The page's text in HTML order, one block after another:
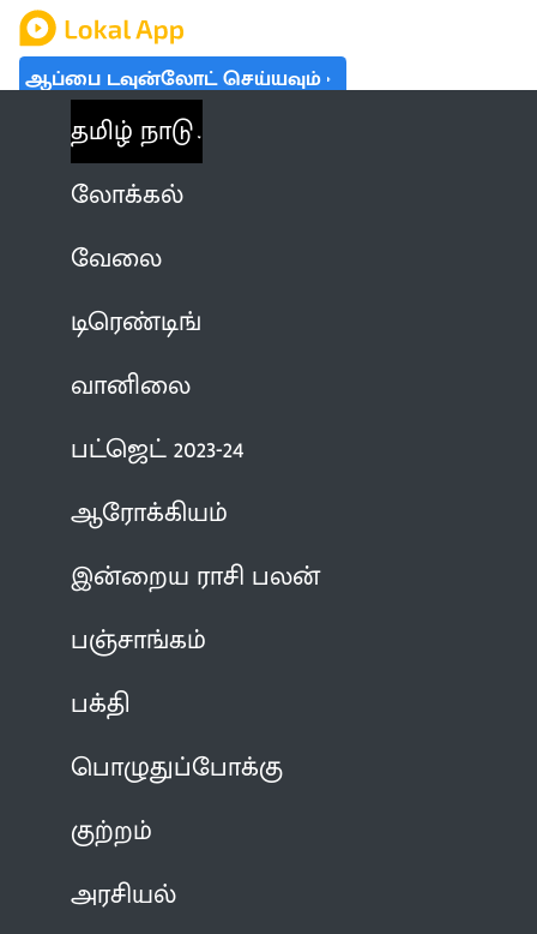
ஆப்பை டவுன்லோட் செய்யவும்
தமிழ் நாடு
லோக்கல்
வேலை
டிரெண்டிங்
வானிலை
பட்ஜெட் 2023-24
ஆரோக்கியம்
இன்றைய ராசி பலன்
பஞ்சாங்கம்
பக்தி
பொழுதுப்போக்கு
குற்றம்
அரசியல்